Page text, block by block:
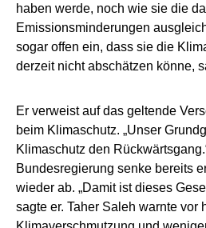
haben werde, noch wie sie die
Emissionsminderungen
sogar offen ein, dass sie die
derzeit nicht abschätzen könne,
Er verweist auf das geltende
beim Klimaschutz. „Unser
Klimaschutz den
Bundesregierung senke bereits
wieder ab. „Damit ist dieses
sagte er. Taher Saleh warnte vor